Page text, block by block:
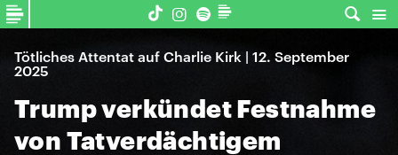
Tötliches Attentat auf Charlie Kirk | 12. September
2025
Trump verkündet Festnahme
von Tatverdächtigem